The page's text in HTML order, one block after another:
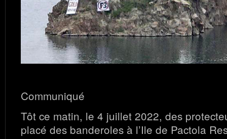
Communiqué
Tôt ce matin, le 4 juillet 2022, des
placé des banderoles à l’Ile de Pactola